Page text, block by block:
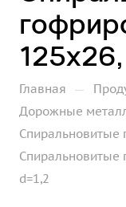
Главная —
Дорожные
Спиральновитые
Спиральновитые
d=1,2